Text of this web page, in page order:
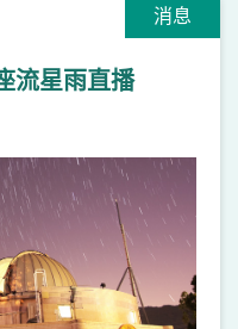
消息
流星雨直播